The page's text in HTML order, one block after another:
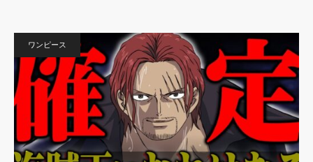
ワンピース